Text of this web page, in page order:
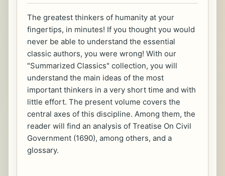
The greatest thinkers of humanity at your
fingertips, in minutes! If you thought you would
never be able to understand the essential
classic authors, you were wrong! With our
"Summarized Classics" collection, you will
understand the main ideas of the most
important thinkers in a very short time and with
little effort. The present volume covers the
central axes of this discipline. Among them, the
reader will find an analysis of Treatise On Civil
Government (1690), among others, and a
glossary.